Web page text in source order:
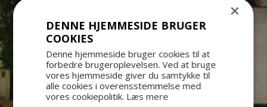
×
DENNE HJEMMESIDE BRUGER
COOKIES
Denne hjemmeside bruger cookies til at
forbedre brugeroplevelsen. Ved at bruge
vores hjemmeside giver du samtykke til
alle cookies i overensstemmelse med
vores cookiepolitik. Læs mere